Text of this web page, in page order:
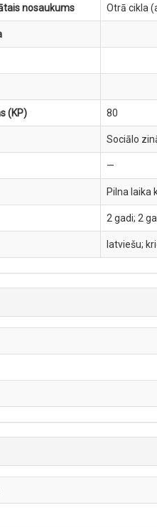
nosaukums Otrā cikla
(KP) 80
Sociālo
—
Pilna laika
2 gadi; 2
latviešu;